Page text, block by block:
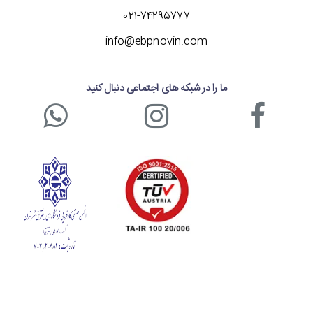
طراحی ارگونومیک با قابلیت تنظیم در موقعیت
های متفاوت
طراحی ارگونومیکی نیز بهره می برد و به شما این امکان را می دهد
تا آن را در موقعیت های مختلف تنظیم کنید. شما می توانید
داده و آن را به صورت افقی (تا 62 درجه) و عمودی (تا 90 درجه)
بچرخانید. همچنین امکان تنظیم ارتفاع پایه این مانیتور تا 150
میلی متر هم وجود دارد. بنابراین می توانید مانیتور 24 اینچ
ایسوس مدل TUF Gaming VG24VQ را مطابق با موقعیت
021-74295777
info@ebpnovin.com
ما را در شبکه های اجتماعی دنبال کنید